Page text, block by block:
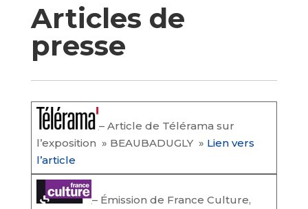
Articles de
presse
– Article de Télérama sur
l’exposition » BEAUBADUGLY » Lien vers
l’article
– Émission de France Culture,